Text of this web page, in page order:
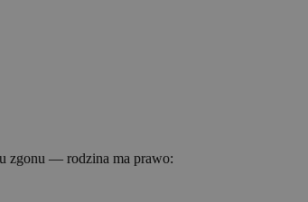
zgonu — rodzina ma prawo: